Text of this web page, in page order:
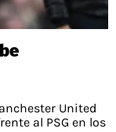
United
al PSG en los